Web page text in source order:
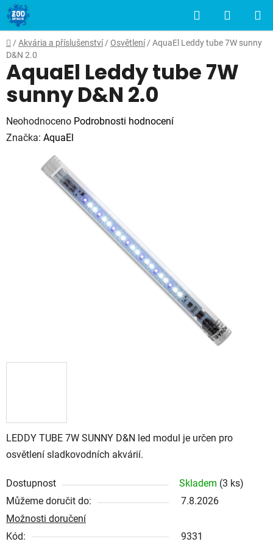
Přejít
na
obsah
Hledat
KOŠÍK
Domů
/ Akvária a příslušenství / Osvětlení / AquaEl Leddy tube 7W sunny
D&N 2.0
LEDDY TUBE 7W SUNNY D&N led modul je určen pro
osvětlení sladkovodních akvárií.
Dostupnost Skladem (3 ks)
Můžeme doručit do:
7.8.2026
Možnosti doručení
Kód:
9331
AquaEl Leddy tube 7W
sunny D&N 2.0
Průměrné
hodnocení
Neohodnoceno Podrobnosti hodnocení
Značka: AquaEl